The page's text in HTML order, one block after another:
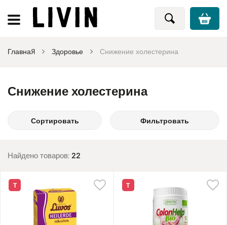
Главная Здоровье Снижение холестерина
Снижение холестерина
Сортировать Фильтровать
Найдено товаров: 22
Т Т